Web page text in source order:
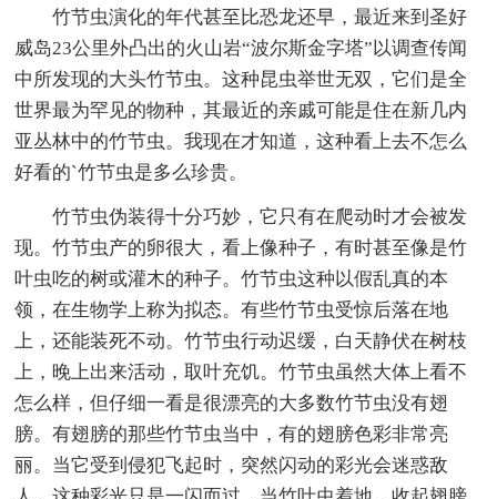
竹节虫演化的年代甚至比恐龙还早，最近来到圣好
威岛23公里外凸出的火山岩“波尔斯金字塔”以调查传闻
中所发现的大头竹节虫。这种昆虫举世无双，它们是全
世界最为罕见的物种，其最近的亲戚可能是住在新几内
亚丛林中的竹节虫。我现在才知道，这种看上去不怎么
好看的`竹节虫是多么珍贵。
竹节虫伪装得十分巧妙，它只有在爬动时才会被发
现。竹节虫产的卵很大，看上像种子，有时甚至像是竹
叶虫吃的树或灌木的种子。竹节虫这种以假乱真的本
领，在生物学上称为拟态。有些竹节虫受惊后落在地
上，还能装死不动。竹节虫行动迟缓，白天静伏在树枝
上，晚上出来活动，取叶充饥。竹节虫虽然大体上看不
怎么样，但仔细一看是很漂亮的大多数竹节虫没有翅
膀。有翅膀的那些竹节虫当中，有的翅膀色彩非常亮
丽。当它受到侵犯飞起时，突然闪动的彩光会迷惑敌